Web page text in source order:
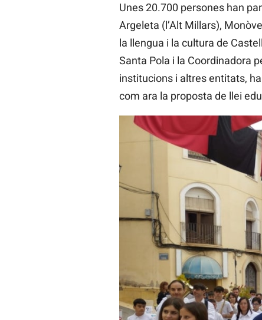
Unes 20.700 persones han
Argeleta (l’Alt Millars),
la llengua i la cultura de
Santa Pola i la Coordinadora
institucions i altres entitats,
com ara la proposta de llei